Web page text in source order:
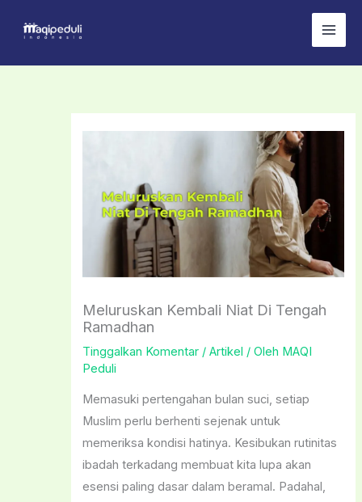
Meluruskan Kembali Niat Di Tengah
Ramadhan
Tinggalkan Komentar /Artikel / Oleh MAQI
Peduli
Memasuki pertengahan bulan suci, setiap
Muslim perlu berhenti sejenak untuk
memeriksa kondisi hatinya. Kesibukan rutinitas
ibadah terkadang membuat kita lupa akan
esensi paling dasar dalam beramal. Padahal,